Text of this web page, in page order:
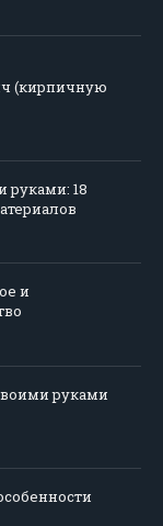
(кирпичную
руками: 18
и
руками